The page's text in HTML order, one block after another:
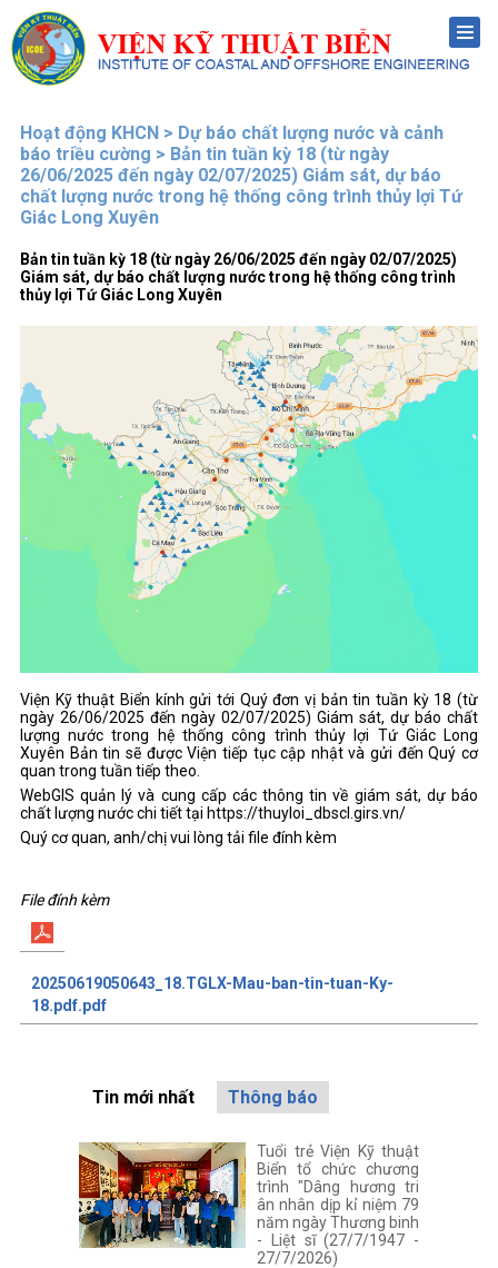
Menu
Hoạt động KHCN > Dự báo chất lượng nước và cảnh
báo triều cường > Bản tin tuần kỳ 18 (từ ngày
26/06/2025 đến ngày 02/07/2025) Giám sát, dự báo
chất lượng nước trong hệ thống công trình thủy lợi Tứ
Giác Long Xuyên
Bản tin tuần kỳ 18 (từ ngày 26/06/2025 đến ngày 02/07/2025)
Giám sát, dự báo chất lượng nước trong hệ thống công trình
thủy lợi Tứ Giác Long Xuyên
Viện Kỹ thuật Biển kính gửi tới Quý đơn vị bản tin tuần kỳ 18 (từ
ngày 26/06/2025 đến ngày 02/07/2025) Giám sát, dự báo chất
lượng nước trong hệ thống công trình thủy lợi Tứ Giác Long
Xuyên Bản tin sẽ được Viện tiếp tục cập nhật và gửi đến Quý cơ
quan trong tuần tiếp theo.
WebGIS quản lý và cung cấp các thông tin về giám sát, dự báo
chất lượng nước chi tiết tại https://thuyloi_dbscl.girs.vn/
Quý cơ quan, anh/chị vui lòng tải file đính kèm
File đính kèm
20250619050643_18.TGLX-Mau-ban-tin-tuan-Ky-
18.pdf.pdf
Tin mới nhất Thông báo
Tuổi trẻ Viện Kỹ thuật
Biển tổ chức chương
trình "Dâng hương tri
ân nhân dịp kỉ niệm 79
năm ngày Thương binh
- Liệt sĩ (27/7/1947 -
27/7/2026)